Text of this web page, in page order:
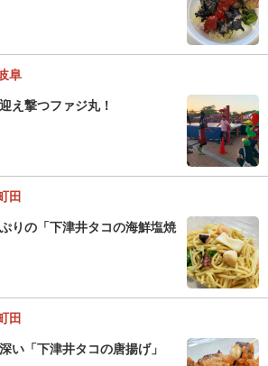
阜
え撃つファジ丸！
田
りの「下津井タコの海鮮塩焼
田
い「下津井タコの唐揚げ」